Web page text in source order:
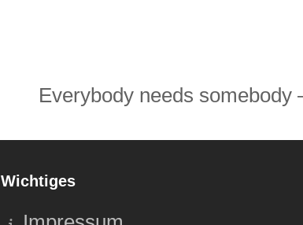
Everybody needs somebody
Wichtiges